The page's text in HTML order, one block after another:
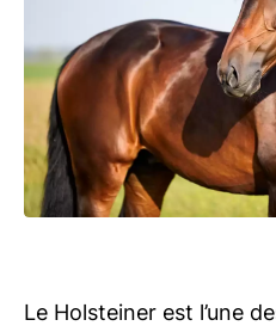
Le Holsteiner est l’une